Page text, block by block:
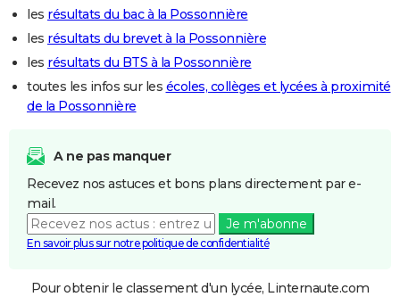
les résultats du bac à la Possonnière
les résultats du brevet à la Possonnière
les résultats du BTS à la Possonnière
toutes les infos sur les écoles, collèges et lycées à proximité
de la Possonnière
A ne pas manquer
Recevez nos astuces et bons plans directement par e-
mail.
Je m'abonne
En savoir plus sur notre politique de confidentialité
Pour obtenir le classement d'un lycée, Linternaute.com